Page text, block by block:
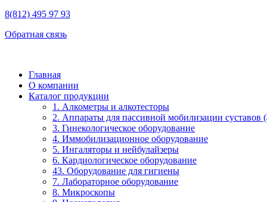
8(812) 495 97 93
Обратная связь
Главная
О компании
Каталог продукции
1. Алкометры и алкотесторы
2. Аппараты для пассивной мобилизации суставов
3. Гинекологическое оборудование
4. Иммобилизационное оборудование
5. Ингаляторы и нейбулайзеры
6. Кардиологическое оборудование
43. Оборудование для гигиены
7. Лабораторное оборудование
8. Микроскопы